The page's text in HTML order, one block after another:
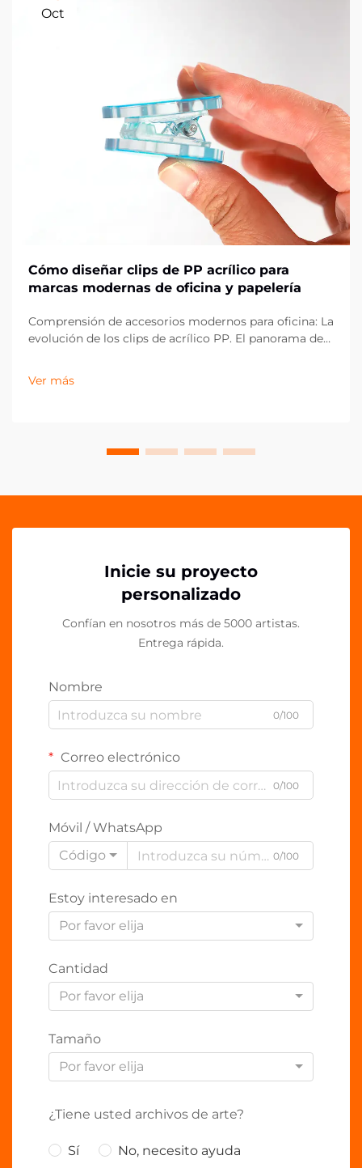
Oct
Cómo diseñar clips de PP acrílico para
marcas modernas de oficina y papelería
Comprensión de accesorios modernos para oficina: La
evolución de los clips de acrílico PP. El panorama de
drásticamente en la última década, con los clips de
acrílico PP emergiendo como un componente
Ver más
Inicie su proyecto
personalizado
Confían en nosotros más de 5000 artistas.
Entrega rápida.
Nombre
0/100
Correo electrónico
0/100
Móvil / WhatsApp
Código
0/100
Estoy interesado en
Por favor elija
Cantidad
Por favor elija
Tamaño
Por favor elija
¿Tiene usted archivos de arte?
Sí No, necesito ayuda